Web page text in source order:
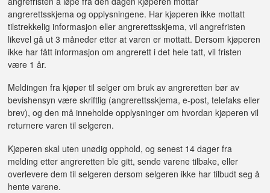
angrerettsskjema og opplysningene. Har kjøperen ikke mottatt
tilstrekkelig informasjon eller angrerettsskjema, vil angrefristen
likevel gå ut 3 måneder etter at varen er mottatt. Dersom kjøperen
ikke har fått informasjon om angrerett i det hele tatt, vil fristen
være 1 år.
Meldingen fra kjøper til selger om bruk av angreretten bør av
bevishensyn være skriftlig (angrerettsskjema, e-post, telefaks eller
brev), og den må inneholde opplysninger om hvordan kjøperen vil
returnere varen til selgeren.
Kjøperen skal uten unødig opphold, og senest 14 dager fra
melding etter angreretten ble gitt, sende varene tilbake, eller
overlevere dem til selgeren dersom selgeren ikke har tilbudt seg å
hente varene.